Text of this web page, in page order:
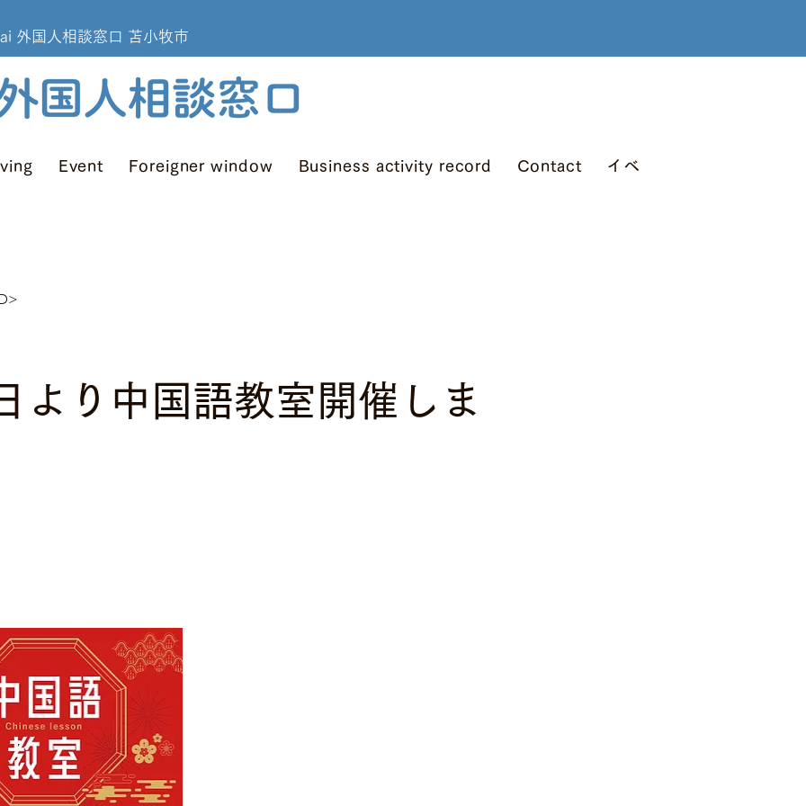
外国人相談窓口 苫小牧市
Event Foreigner window Business activity record Contact イベント情報 (All)
より中国語教室開催しま